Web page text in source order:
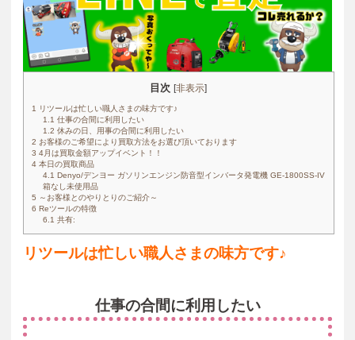
目次 [非表示]
1
リツールは忙しい職人さまの味方です♪
1.1 仕事の合間に利用したい
1.2 休みの日、用事の合間に利用したい
2 お客様のご希望により買取方法をお選び頂いております
3 4月は買取金額アップイベント！！
4本日の買取商品
4.1 Denyo/デンヨー ガソリンエンジン防音型インバータ発電機 GE-1800SS-IV
箱なし未使用品
5 ～お客様とのやりとりのご紹介～
6 Reツールの特徴
6.1 共有:
リツールは忙しい職人さまの味方です♪
仕事の合間に利用したい